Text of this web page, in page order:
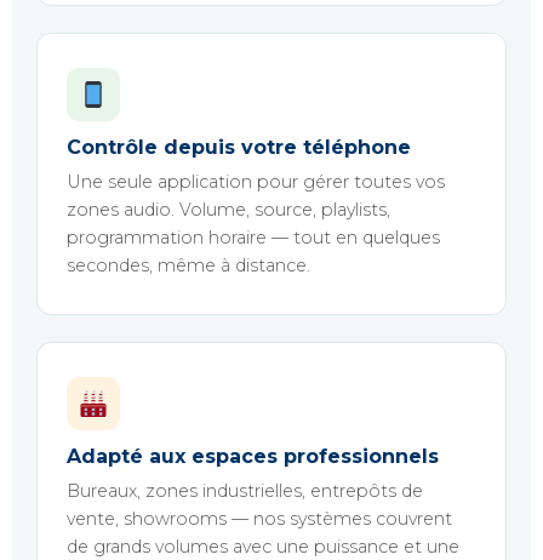
Contrôle depuis votre téléphone
Une seule application pour gérer toutes vos
zones audio. Volume, source, playlists,
programmation horaire — tout en quelques
secondes, même à distance.
Adapté aux espaces professionnels
Bureaux, zones industrielles, entrepôts de
vente, showrooms — nos systèmes couvrent
de grands volumes avec une puissance et une